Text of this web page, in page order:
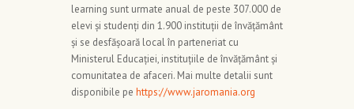
learning sunt urmate anual de peste 307.000 de
elevi și studenți din 1.900 instituții de învățământ
și se desfășoară local în parteneriat cu
Ministerul Educației, instituțiile de învățământ și
comunitatea de afaceri. Mai multe detalii sunt
disponibile pe https://www.jaromania.org